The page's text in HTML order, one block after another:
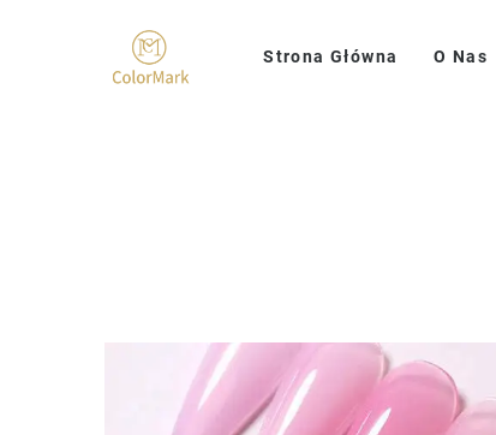
Strona Główna O Nas